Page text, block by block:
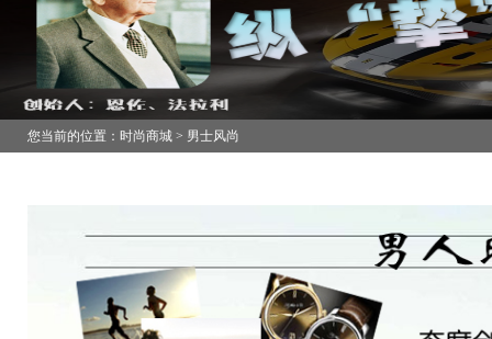
您当前的位置：时尚商城 > 男士风尚